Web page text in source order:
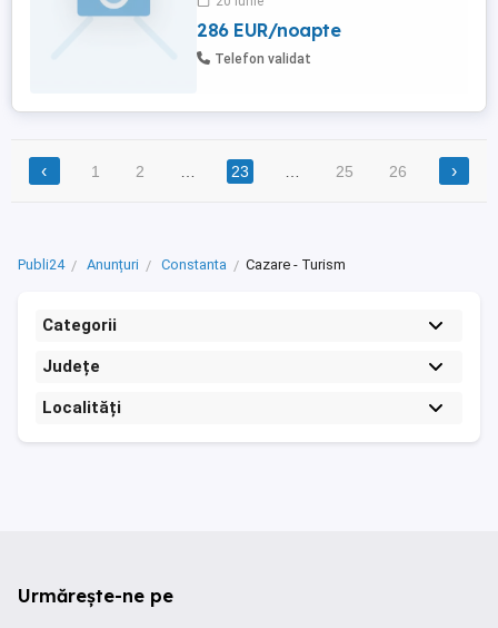
WhatsApp. Mulțumesc!
286 EUR/noapte
Telefon validat
‹ 1 2 23 25 26 ›
Publi24 Anunțuri Constanta Cazare - Turism
Categorii
Județe
Localități
Urmărește-ne pe